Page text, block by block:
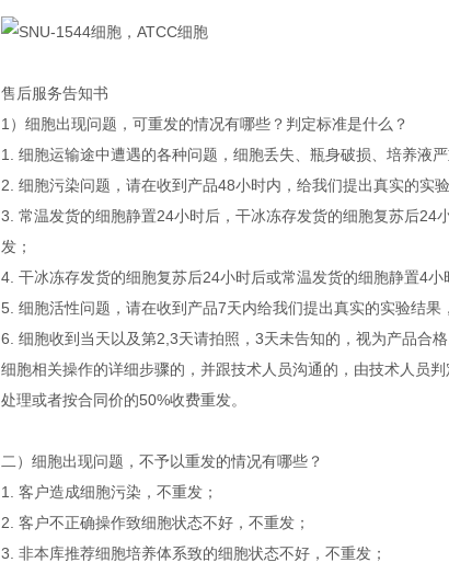
售后服务告知书
1）细胞出现问题，可重发的情况有哪些？判定标准是什么？
1. 细胞运输途中遭遇的各种问题，细胞丢失、瓶身破损、培养液严
2. 细胞污染问题，请在收到产品48小时内，给我们提出真实的实
3. 常温发货的细胞静置24小时后，干冰冻存发货的细胞复苏后
发；
4. 干冰冻存发货的细胞复苏后24小时后或常温发货的细胞静置4小
5. 细胞活性问题，请在收到产品7天内给我们提出真实的实验结果
6. 细胞收到当天以及第2,3天请拍照，3天未告知的，视为产品合
细胞相关操作的详细步骤的，并跟技术人员沟通的，由技术人员
处理或者按合同价的50%收费重发。
二）细胞出现问题，不予以重发的情况有哪些？
1. 客户造成细胞污染，不重发；
2. 客户不正确操作致细胞状态不好，不重发；
3. 非本库推荐细胞培养体系致的细胞状态不好，不重发；